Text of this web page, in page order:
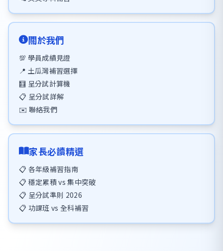
關於我們
💯 學員成績見證
📍 土瓜灣補習選擇
🧮 呈分試計算機
📋 呈分試詳解
✉️ 聯絡我們
家長必讀精選
📋 各年級補習指南
📋 穩定累積 vs 集中突破
📋 呈分試準則 2026
📋 功課班 vs 全科補習